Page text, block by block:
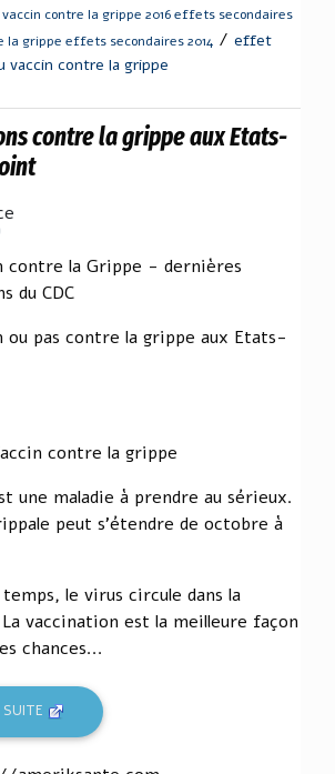
vaccin contre la grippe 2016 effets secondaires
la grippe effets secondaires 2014 / effet
vaccin contre la grippe
contre la grippe aux Etats-
contre la Grippe - dernières
du CDC
ou pas contre la grippe aux Etats-
contre la grippe
une maladie à prendre au sérieux.
peut s'étendre de octobre à
le virus circule dans la
vaccination est la meilleure façon
chances...
SUITE